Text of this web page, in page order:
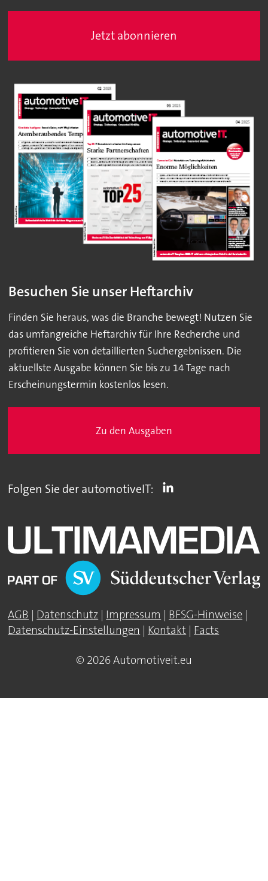
Jetzt abonnieren
Besuchen Sie unser Heftarchiv
Finden Sie heraus, was die Branche bewegt! Nutzen Sie
das umfangreiche Heftarchiv für Ihre Recherche und
profitieren Sie von detaillierten Suchergebnissen. Die
aktuellste Ausgabe können Sie bis zu 14 Tage nach
Erscheinungstermin kostenlos lesen.
Zu den Ausgaben
Folgen Sie der automotiveIT:
AGB | Datenschutz | Impressum | BFSG-Hinweise |
Datenschutz-Einstellungen | Kontakt | Facts
© 2026 Automotiveit.eu